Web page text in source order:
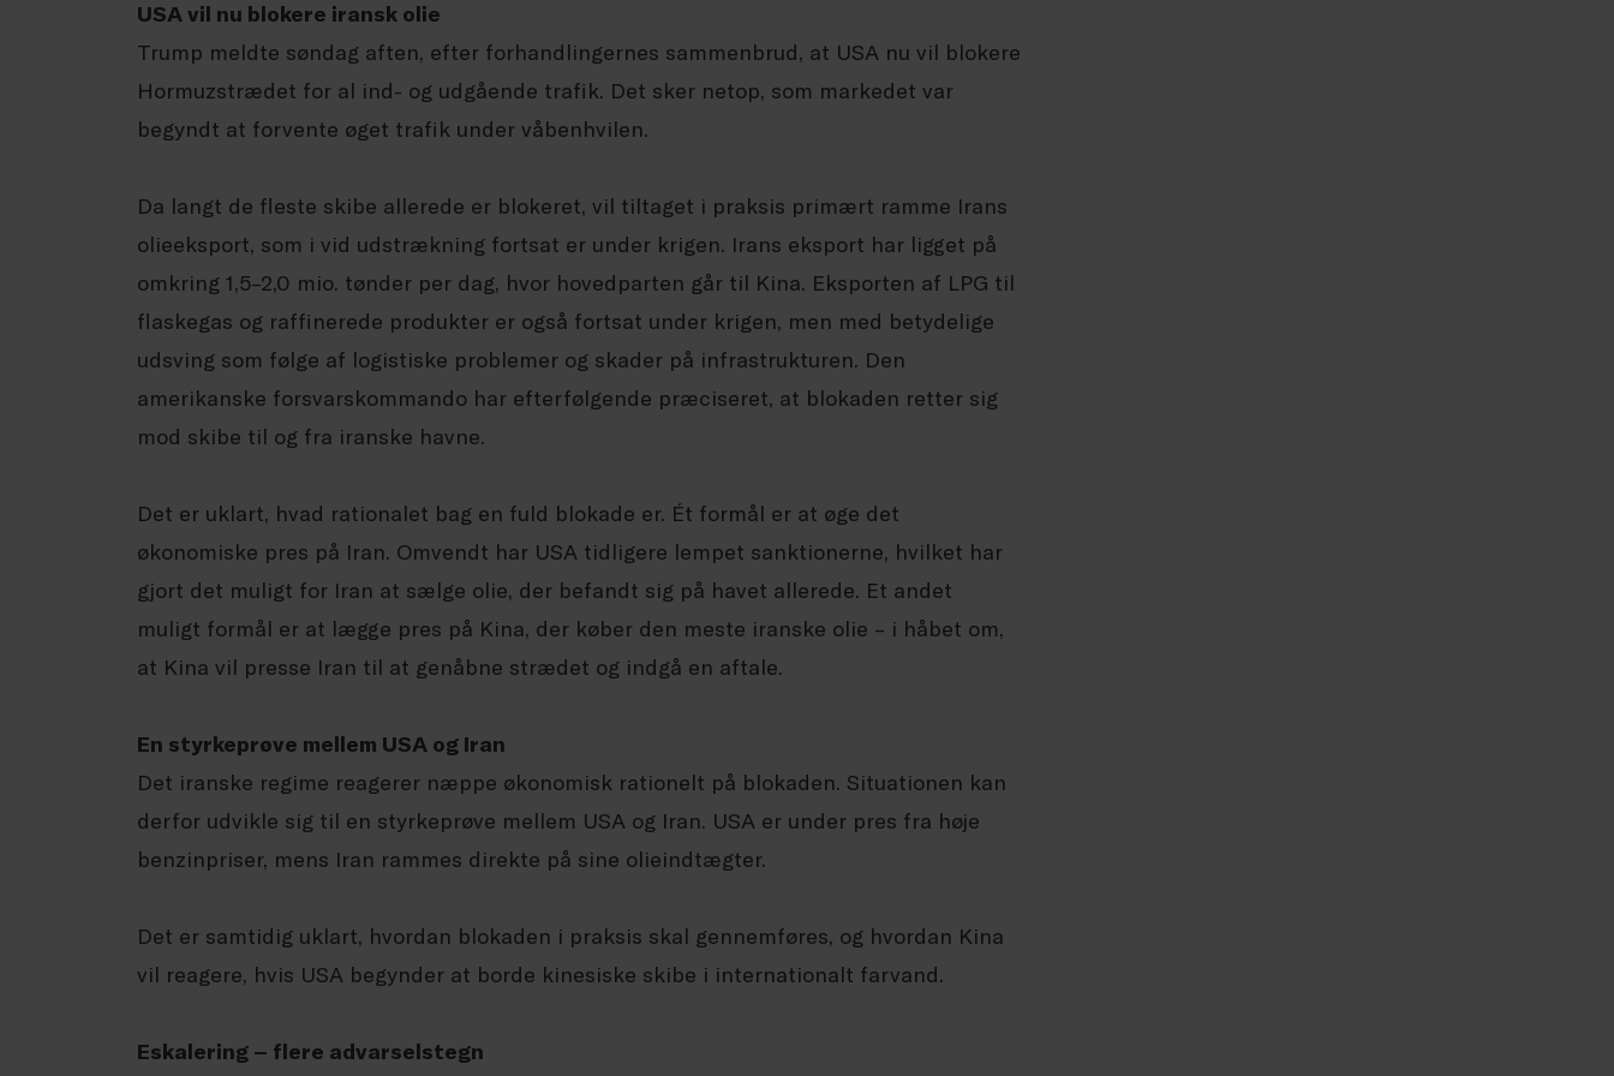
USA vil nu blokere iransk olie
Trump meldte søndag aften, efter forhandlingernes sammenbrud, at USA nu vil blokere
Hormuzstrædet for al ind- og udgående trafik. Det sker netop, som markedet var
begyndt at forvente øget trafik under våbenhvilen.
Da langt de fleste skibe allerede er blokeret, vil tiltaget i praksis primært ramme Irans
olieeksport, som i vid udstrækning fortsat er under krigen. Irans eksport har ligget på
omkring 1,5–2,0 mio. tønder per dag, hvor hovedparten går til Kina. Eksporten af LPG til
flaskegas og raffinerede produkter er også fortsat under krigen, men med betydelige
udsving som følge af logistiske problemer og skader på infrastrukturen. Den
amerikanske forsvarskommando har efterfølgende præciseret, at blokaden retter sig
mod skibe til og fra iranske havne.
Det er uklart, hvad rationalet bag en fuld blokade er. Ét formål er at øge det
økonomiske pres på Iran. Omvendt har USA tidligere lempet sanktionerne, hvilket har
gjort det muligt for Iran at sælge olie, der befandt sig på havet allerede. Et andet
muligt formål er at lægge pres på Kina, der køber den meste iranske olie – i håbet om,
at Kina vil presse Iran til at genåbne strædet og indgå en aftale.
En styrkeprøve mellem USA og Iran
Det iranske regime reagerer næppe økonomisk rationelt på blokaden. Situationen kan
derfor udvikle sig til en styrkeprøve mellem USA og Iran. USA er under pres fra høje
benzinpriser, mens Iran rammes direkte på sine olieindtægter.
Det er samtidig uklart, hvordan blokaden i praksis skal gennemføres, og hvordan Kina
vil reagere, hvis USA begynder at borde kinesiske skibe i internationalt farvand.
Eskalering – flere advarselstegn